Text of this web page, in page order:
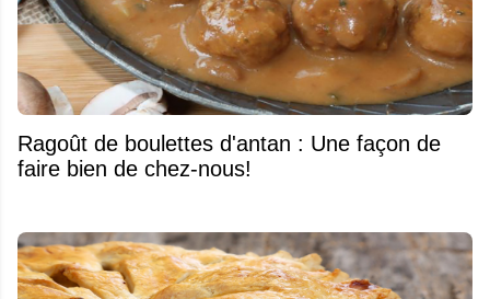
Ragoût de boulettes d'antan : Une façon de
faire bien de chez-nous!